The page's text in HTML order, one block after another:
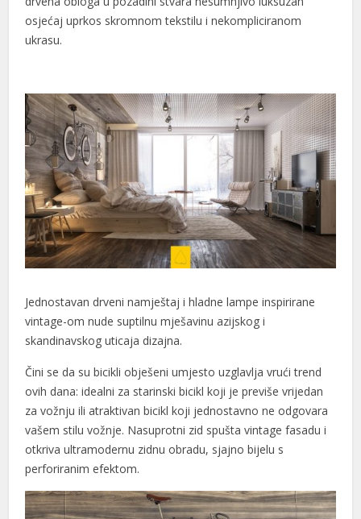
osjećaj uprkos skromnom tekstilu i nekompliciranom
ukrasu.
Jednostavan drveni namještaj i hladne lampe inspirirane
vintage-om nude suptilnu mješavinu azijskog i
skandinavskog uticaja dizajna.
Čini se da su bicikli obješeni umjesto uzglavlja vrući trend
ovih dana: idealni za starinski bicikl koji je previše vrijedan
za vožnju ili atraktivan bicikl koji jednostavno ne odgovara
vašem stilu vožnje. Nasuprotni zid spušta vintage fasadu i
otkriva ultramodernu zidnu obradu, sjajno bijelu s
perforiranim efektom.